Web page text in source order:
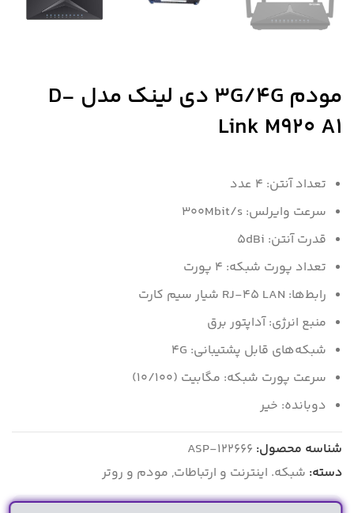
مودم 3G/4G دی لینک مدل D-
Link M920 A1
تعداد آنتن: 4 عدد
سرعت وایرلس: 300Mbit/s
قدرت آنتن: 5dBi
تعداد پورت شبکه: 4 پورت
رابط‌ها: RJ-۴۵ LAN شیار سیم کارت
منبع انرژی: آداپتور برق
شبکه‌های قابل پشتیبانی: ۴G
سرعت پورت شبکه: مگابیت (10/100)
دوبانده: خیر
شناسه محصول: ASP-122666
دسته: شبکه. اینترنت و ارتباطات, مودم و روتر